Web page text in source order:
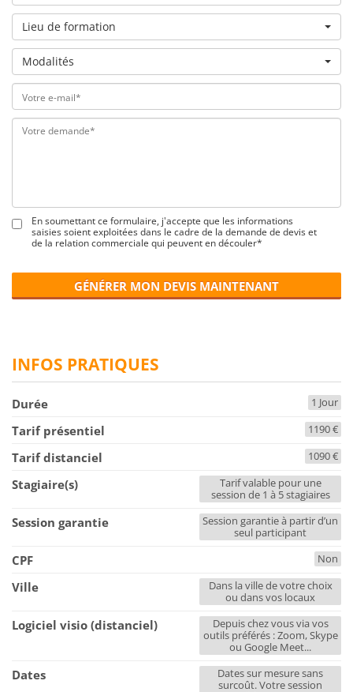
Lieu de formation
Modalités
En soumettant ce formulaire, j'accepte que les informations
saisies soient exploitées dans le cadre de la demande de devis et
de la relation commerciale qui peuvent en découler*
GÉNÉRER MON DEVIS MAINTENANT
INFOS PRATIQUES
Durée 1 Jour
Tarif présentiel 1190 €
Tarif distanciel 1090 €
Stagiaire(s)
Tarif valable pour une
session de 1 à 5 stagiaires
Session garantie
Session garantie à partir d’un
seul participant
CPF Non
Ville
Dans la ville de votre choix
ou dans vos locaux
Logiciel visio (distanciel)
Depuis chez vous via vos
outils préférés : Zoom, Skype
ou Google Meet...
Dates
Dates sur mesure sans
surcoût. Votre session